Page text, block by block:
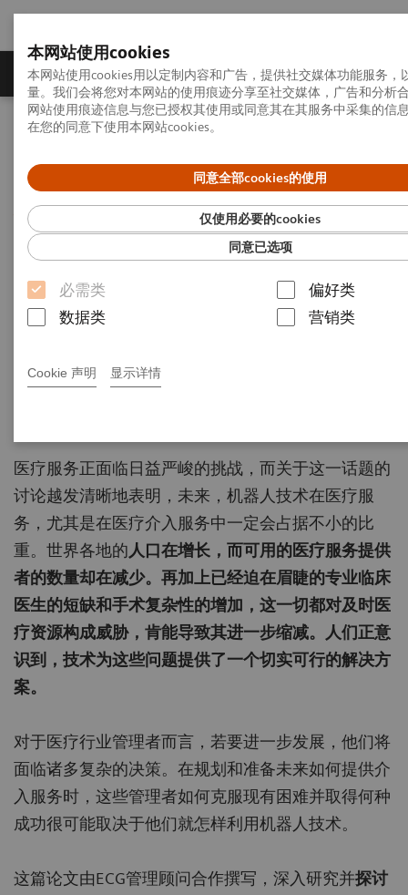
本网站使用cookies
本网站使用cookies用以定制内容和广告，提供社交媒体功能服务，
量。我们会将您对本网站的使用痕迹分享至社交媒体，广告和分析
网站使用痕迹信息与您已授权其使用或同意其在其服务中采集的信
在您的同意下使用本网站cookies。
同意全部cookies的使用
仅使用必要的cookies
同意已选项
必需类
偏好类
数据类
营销类
Cookie 声明 显示详情
产品一览 疾病与临床解决方案 相关信息
首页 行业洞悉
洞见系列
推进医疗机器人技术：介入服
务的未来
洞见系列，第31期：与ECG管理顾问合著的关
于“实现高价值医疗服务”的领导力论文
医疗服务正面临日益严峻的挑战，而关于这一话题的
讨论越发清晰地表明，未来，机器人技术在医疗服
务，尤其是在医疗介入服务中一定会占据不小的比
重。世界各地的人口在增长，而可用的医疗服务提供
者的数量却在减少。再加上已经迫在眉睫的专业临床
医生的短缺和手术复杂性的增加，这一切都对及时医
疗资源构成威胁，肯能导致其进一步缩减。人们正意
识到， 技术为这些问题提供了一个切实可行的解决方
案。
对于医疗行业管理者而言，若要进一步发展，他们将
面临诸多复杂的决策。在规划和准备未来如何提供介
入服务时，这些管理者如何克服现有困难并取得何种
成功很可能取决于他们就怎样利用机器人技术。
这篇论文由ECG管理顾问合作撰写，深入研究并探讨